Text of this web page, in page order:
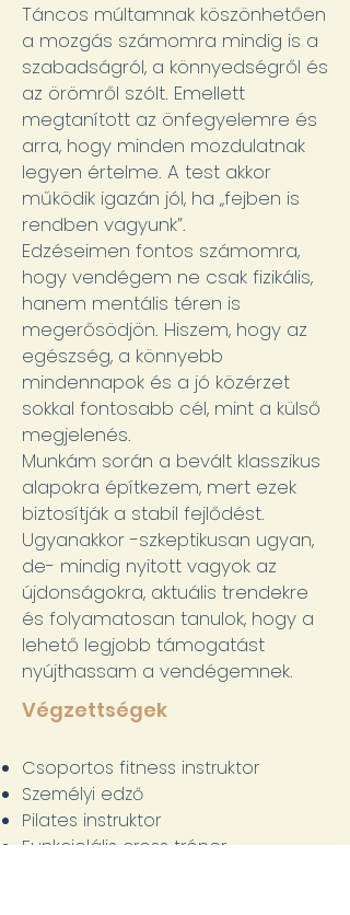
Táncos múltamnak köszönhetően
a mozgás számomra mindig is a
szabadságról, a könnyedségről és
az örömről szólt. Emellett
megtanított az önfegyelemre és
arra, hogy minden mozdulatnak
legyen értelme. A test akkor
működik igazán jól, ha „fejben is
rendben vagyunk”.
Edzéseimen fontos számomra,
hogy vendégem ne csak fizikális,
hanem mentális téren is
megerősödjön. Hiszem, hogy az
egészség, a könnyebb
mindennapok és a jó közérzet
sokkal fontosabb cél, mint a külső
megjelenés.
Munkám során a bevált klasszikus
alapokra építkezem, mert ezek
biztosítják a stabil fejlődést.
Ugyanakkor -szkeptikusan ugyan,
de- mindig nyitott vagyok az
újdonságokra, aktuális trendekre
és folyamatosan tanulok, hogy a
lehető legjobb támogatást
nyújthassam a vendégemnek.
Végzettségek
Csoportos fitness instruktor
Személyi edző
Pilates instruktor
Funkciolális cross tréner